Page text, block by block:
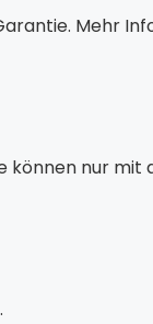
Mehr
können nur